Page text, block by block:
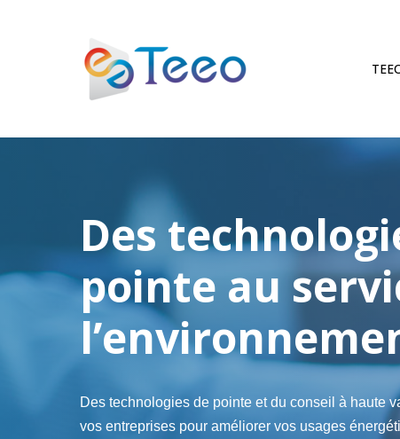
Des
pointe au
Des technologies de pointe et du conseil à haute
vos entreprises pour améliorer vos usages